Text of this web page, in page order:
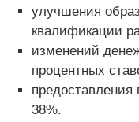
улучшения
квалификации
изменений
процентных
предоставления
38%.